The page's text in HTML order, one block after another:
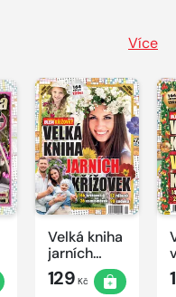
Více
Velká kniha
jarních
křížovek
2026
129 Kč